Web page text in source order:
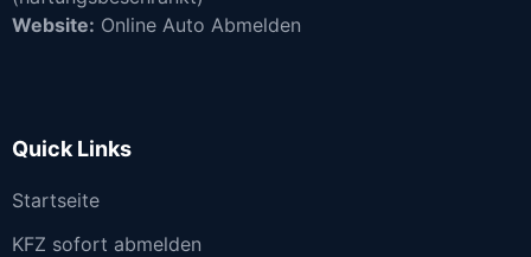
Website: Online Auto Abmelden
Quick Links
Startseite
KFZ sofort abmelden